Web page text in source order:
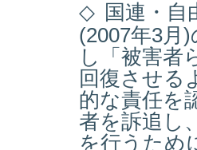
◇
国連・自
(2007年3月
し「被害者
回復させる
的な責任を
者を訴追し
を行うため